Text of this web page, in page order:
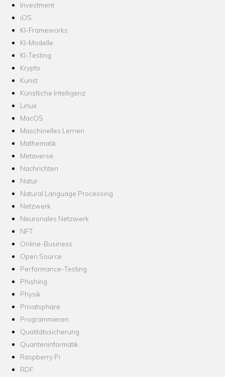
Investment
iOS
KI-Frameworks
KI-Modelle
KI-Testing
Krypto
Kunst
Künstliche Intelligenz
Linux
MacOS
Maschinelles Lernen
Mathematik
Metaverse
Nachrichten
Natur
Natural Language Processing
Netzwerk
Neuronales Netzwerk
NFT
Online-Business
Open Source
Performance-Testing
Phishing
Physik
Privatsphäre
Programmieren
Qualitätssicherung
Quanteninformatik
Raspberry Pi
RDF